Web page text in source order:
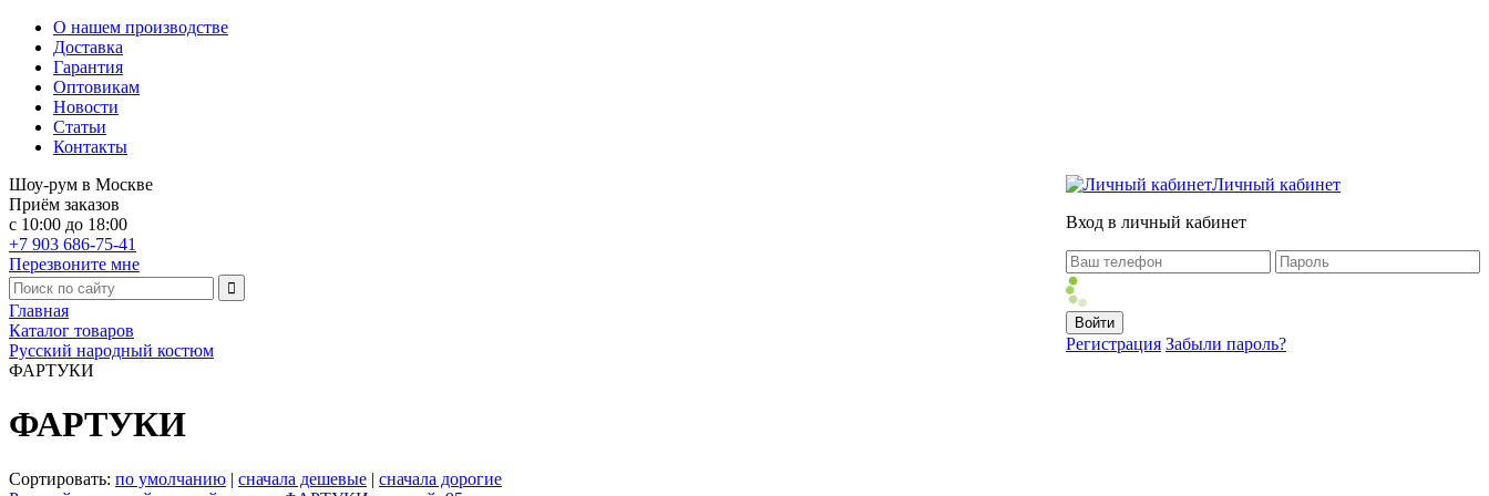
О нашем производстве
Доставка
Гарантия
Оптовикам
Новости
Статьи
Контакты
Личный кабинет
Вход в личный кабинет
Регистрация Забыли пароль?
Шоу-рум в Москве
Приём заказов
с 10:00 до 18:00
+7 903 686-75-41
Перезвоните мне
Главная
Каталог товаров
Русский народный костюм
ФАРТУКИ
ФАРТУКИ
Сортировать: по умолчанию | сначала дешевые | сначала дорогие